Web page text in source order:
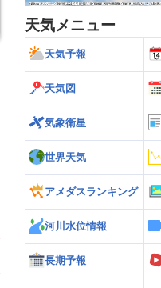
天気メニュー
天気予報
天気図
気象衛星
世界天気
アメダスランキング
河川水位情報
長期予報